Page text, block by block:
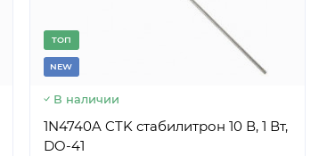
TОП
NEW
В наличии
1N4740A CTK стабилитрон 10 В, 1 Вт,
DO-41